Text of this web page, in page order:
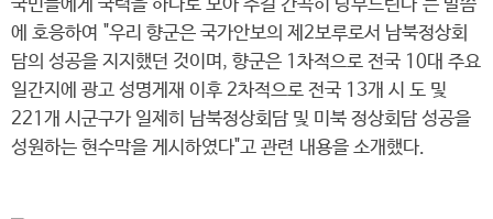
국민들에게 국력을 하나로 모아 주길 간곡히 당부드린다"는 말씀
에 호응하여 "우리 향군은 국가안보의 제2보루로서 남북정상회
담의 성공을 지지했던 것이며, 향군은 1차적으로 전국 10대 주요
일간지에 광고 성명게재 이후 2차적으로 전국 13개 시 도 및
221개 시군구가 일제히 남북정상회담 및 미북 정상회담 성공을
성원하는 현수막을 게시하였다"고 관련 내용을 소개했다.